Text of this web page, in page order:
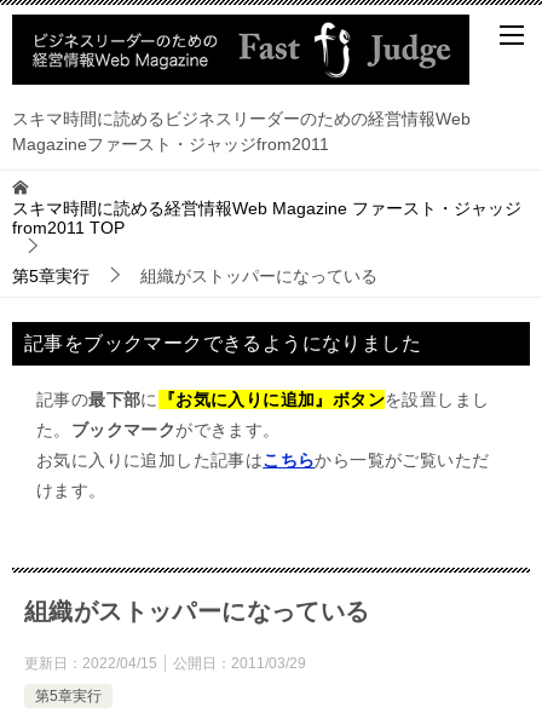
スキマ時間に読めるビジネスリーダーのための経営情報Web
Magazineファースト・ジャッジfrom2011
スキマ時間に読める経営情報Web Magazine ファースト・ジャッジ
from2011 TOP
第5章実行 組織がストッパーになっている
記事をブックマークできるようになりました
記事の最下部に 『お気に入りに追加』ボタンを設置しまし
た。 ブックマークができます。
お気に入りに追加した記事はこちらから一覧がご覧いただ
けます。
組織がストッパーになっている
更新日： 2022/04/15 公開日： 2011/03/29
第5章実行